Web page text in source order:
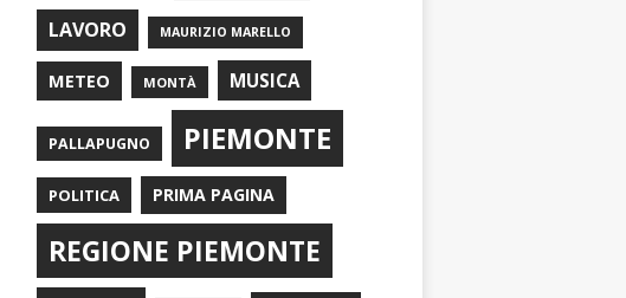
LAVORO MAURIZIO MARELLO
METEO MONTÀ MUSICA
PALLAPUGNO PIEMONTE
POLITICA PRIMA PAGINA
REGIONE PIEMONTE